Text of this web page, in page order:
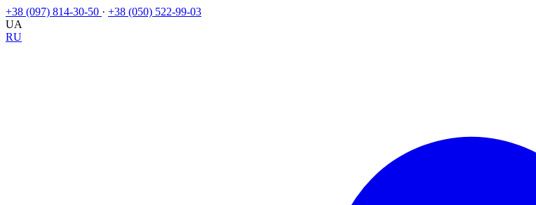
+38 (097) 814-30-50 · +38 (050) 522-99-03
UA
RU